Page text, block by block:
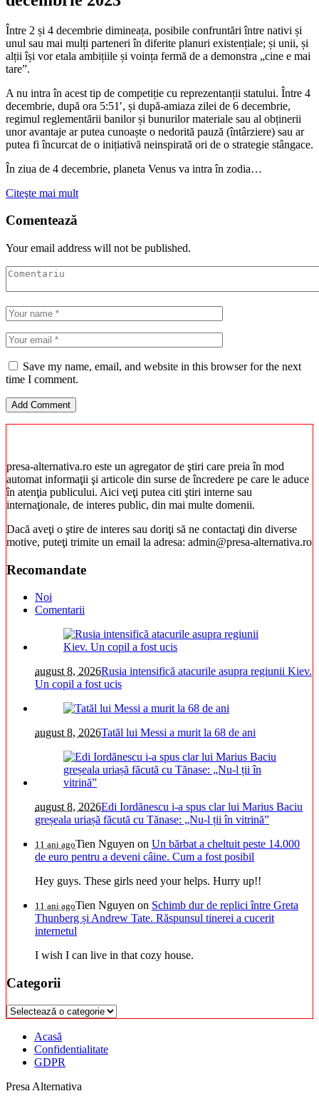
Între 2 și 4 decembrie dimineața, posibile confruntări între nativi și
unul sau mai mulți parteneri în diferite planuri existențiale; și unii, și
alții își vor etala ambițiile și voința fermă de a demonstra „cine e mai
tare”.
A nu intra în acest tip de competiție cu reprezentanții statului. Între 4
decembrie, după ora 5:51′, și după-amiaza zilei de 6 decembrie,
regimul reglementării banilor și bunurilor materiale sau al obținerii
unor avantaje ar putea cunoaște o nedorită pauză (întârziere) sau ar
putea fi încurcat de o inițiativă neinspirată ori de o strategie stângace.
În ziua de 4 decembrie, planeta Venus va intra în zodia…
Citeşte mai mult
Comentează
Your email address will not be published.
Save my name, email, and website in this browser for the next
time I comment.
presa-alternativa.ro este un agregator de ştiri care preia în mod
automat informaţii şi articole din surse de încredere pe care le aduce
în atenţia publicului. Aici veţi putea citi ştiri interne sau
internaţionale, de interes public, din mai multe domenii.
Dacă aveţi o ştire de interes sau doriţi să ne contactaţi din diverse
motive, puteţi trimite un email la adresa: admin@presa-alternativa.ro
Recomandate
Noi
Comentarii
august 8, 2026Rusia intensifică atacurile asupra regiunii Kiev.
Un copil a fost ucis
august 8, 2026Tatăl lui Messi a murit la 68 de ani
august 8, 2026Edi Iordănescu i-a spus clar lui Marius Baciu
greșeala uriașă făcută cu Tănase: „Nu-l ții în vitrină”
11 ani agoTien Nguyen on Un bărbat a cheltuit peste 14.000
de euro pentru a deveni câine. Cum a fost posibil
Hey guys. These girls need your helps. Hurry up!!
11 ani agoTien Nguyen on Schimb dur de replici între Greta
Thunberg și Andrew Tate. Răspunsul tinerei a cucerit
internetul
I wish I can live in that cozy house.
Categorii
Categorii
Acasă
Confidentialitate
GDPR
Presa Alternativa